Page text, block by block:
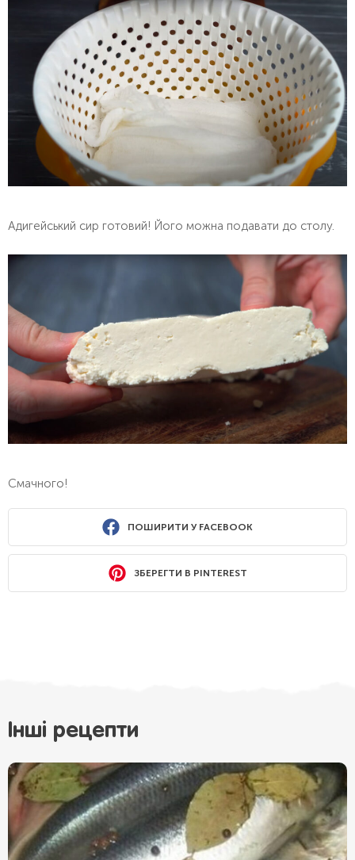
Адигейський сир готовий! Його можна подавати до столу.
Смачного!
ПОШИРИТИ У FACEBOOK
ЗБЕРЕГТИ В PINTEREST
Інші рецепти